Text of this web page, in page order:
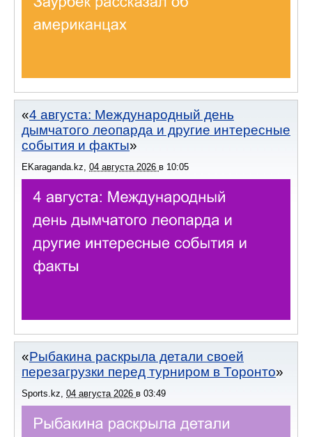
4 августа: Международный день
дымчатого леопарда и другие интересные
события и факты
EKaraganda.kz, 04 августа 2026 в 10:05
Рыбакина раскрыла детали своей
перезагрузки перед турниром в Торонто
Sports.kz, 04 августа 2026 в 03:49